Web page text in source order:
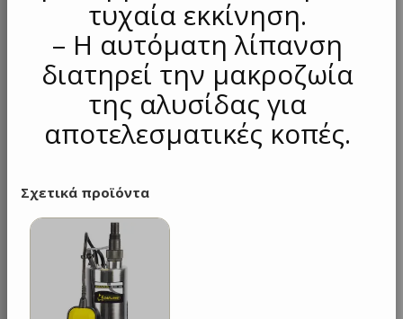
τυχαία εκκίνηση.
– Η αυτόματη λίπανση
διατηρεί την μακροζωία
της αλυσίδας για
αποτελεσματικές κοπές.
Σχετικά προϊόντα